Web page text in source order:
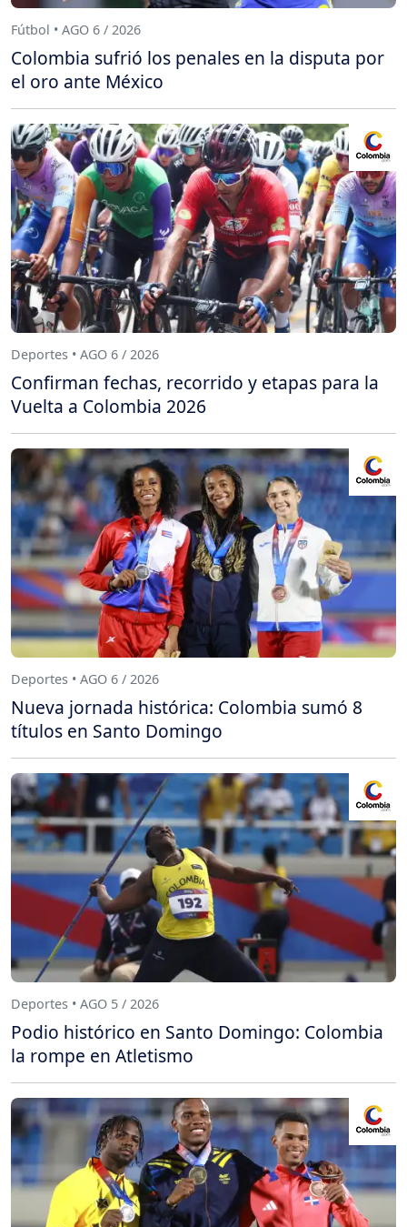
Fútbol • AGO 6 / 2026
Colombia sufrió los penales en la disputa por
el oro ante México
Deportes • AGO 6 / 2026
Confirman fechas, recorrido y etapas para la
Vuelta a Colombia 2026
Deportes • AGO 6 / 2026
Nueva jornada histórica: Colombia sumó 8
títulos en Santo Domingo
Deportes • AGO 5 / 2026
Podio histórico en Santo Domingo: Colombia
la rompe en Atletismo